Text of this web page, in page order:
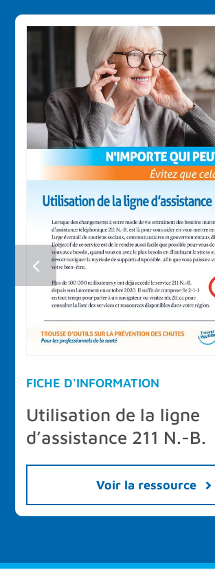
FICHE D'INFORMATION
Utilisation de la ligne
d’assistance 211 N.-B.
Voir la ressource